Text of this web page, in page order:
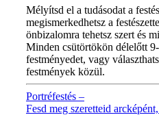
Mélyítsd el a tudásodat a
megismerkedhetsz a
önbizalomra tehetsz szert és
Minden csütörtökön délelőtt
festményedet, vagy
festmények közül.
Portréfestés –
Fesd meg szeretteid